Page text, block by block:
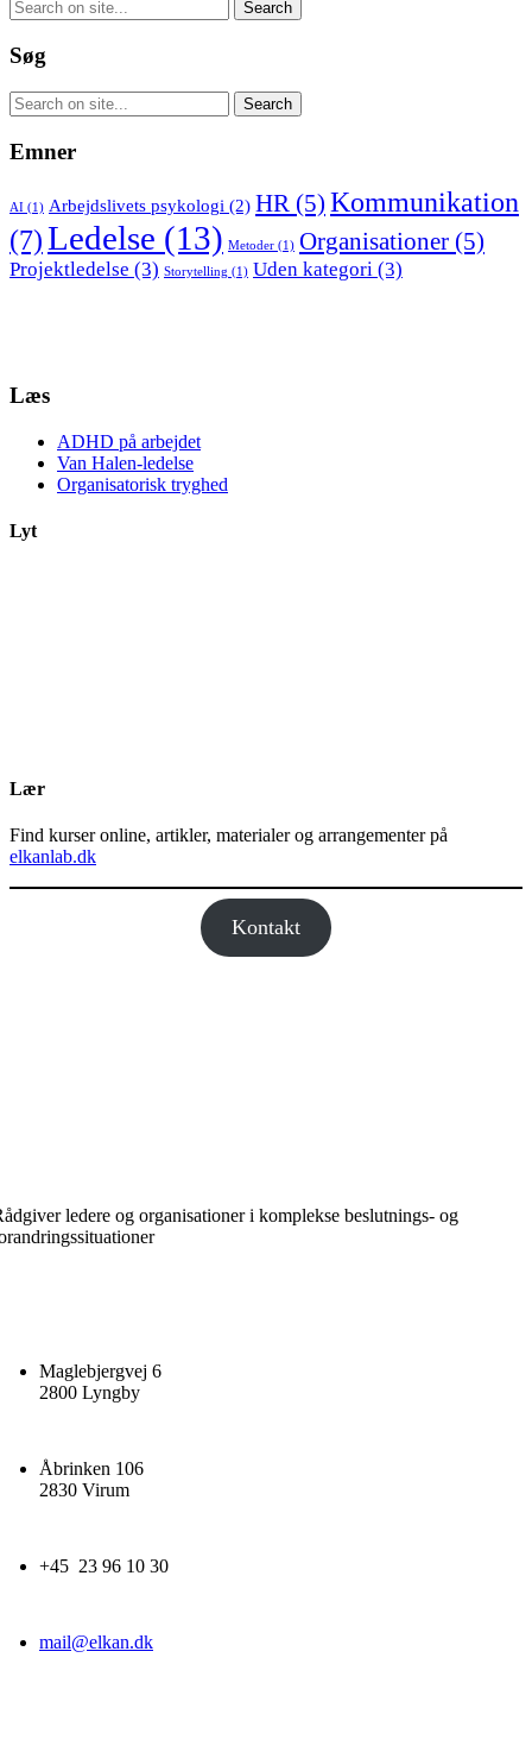
Søg
Emner
AI (1) Arbejdslivets psykologi (2) HR (5) Kommunikation
(7)Ledelse (13) Metoder (1) Organisationer (5)
Projektledelse (3) Storytelling (1) Uden kategori (3)
Læs
ADHD på arbejdet
Van Halen-ledelse
Organisatorisk tryghed
Lyt
Lær
Find kurser online, artikler, materialer og arrangementer på
elkanlab.dk
Kontakt
ledere og organisationer i komplekse beslutnings- og
Maglebjergvej 6
2800 Lyngby
Åbrinken 106
2830 Virum
+45 23 96 10 30
mail@elkan.dk